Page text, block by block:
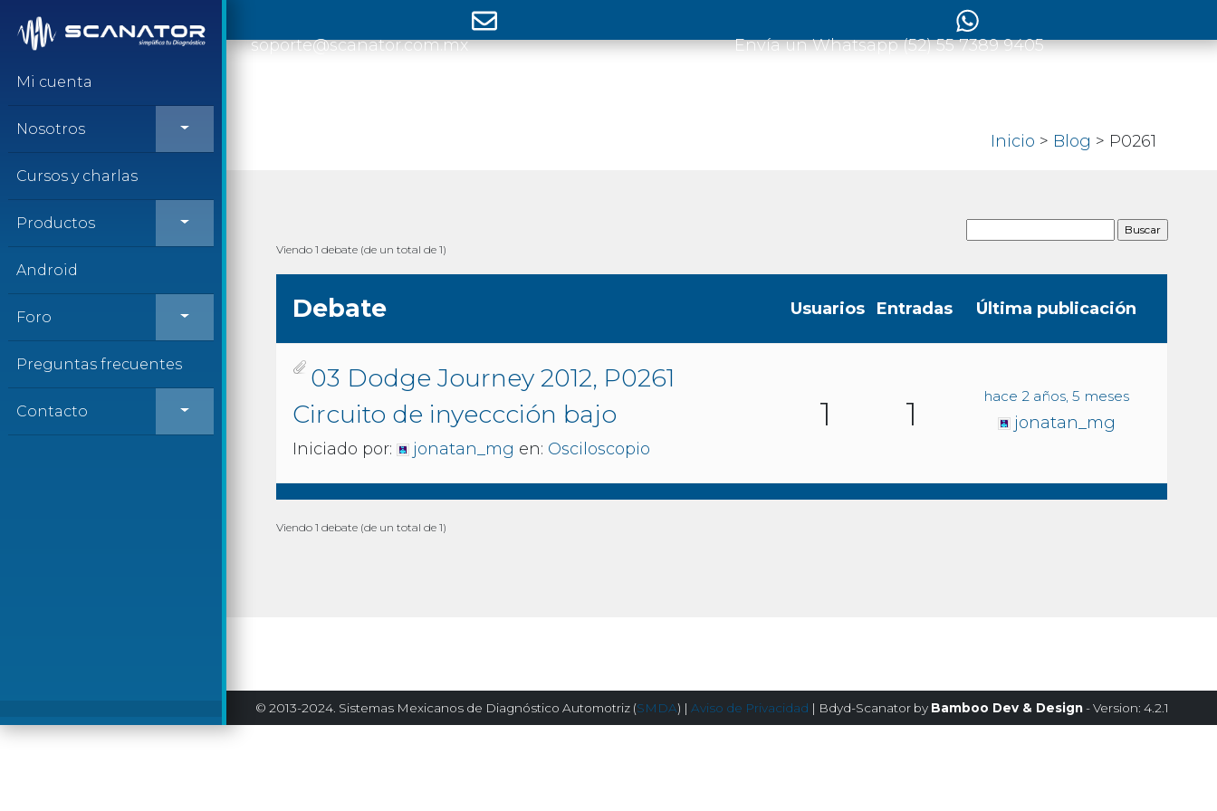
soporte@scanator.com.mx Envía un Whatsapp (52) 55 7389 9405
Saltar al contenido
Mi cuenta
Nosotros
Cursos y charlas
Productos
Android
Foro
Preguntas frecuentes
Contacto
Inicio > Blog > P0261
Viendo 1 debate (de un total de 1)
Debate Usuarios Entradas Última publicación
03 Dodge Journey 2012, P0261
Circuito de inyeccción bajo
Iniciado por: jonatan_mg en: Osciloscopio
1 1 hace 2 años, 5 meses
jonatan_mg
Viendo 1 debate (de un total de 1)
© 2013-2024. Sistemas Mexicanos de Diagnóstico Automotriz (SMDA) | Aviso de Privacidad | Bdyd-Scanator by Bamboo Dev & Design- Version: 4.2.1